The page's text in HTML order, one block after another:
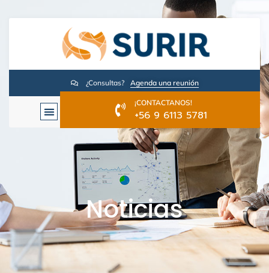
¿Consultas? Agenda una reunión
¡CONTACTANOS!
+56 9 6113 5781
Noticias